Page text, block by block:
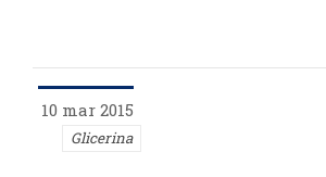
10 mar 2015
Glicerina